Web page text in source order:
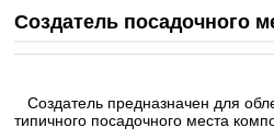
Создатель посадочного
Создатель предназначен для
типичного посадочного места